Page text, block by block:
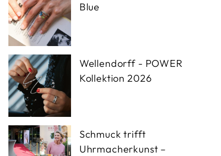
Blue
Wellendorff - POWER
Kollektion 2026
Schmuck trifft
Uhrmacherkunst –